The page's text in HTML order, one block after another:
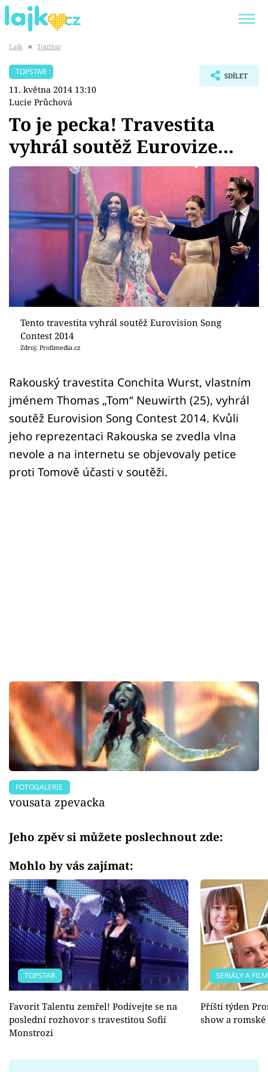
SHOPAHOLICADEL
Témata
Showbyznys
Youtubeři
Virály
Sex a vztahy
Videa
Sledujte prima+
Sledujte nás
Lajk ■ TopStar
TOPSTAR
11. května 2014 13:10
Lucie Průchová
SDÍLET
To je pecka! Travestita
vyhrál soutěž Eurovize...
Tento travestita vyhrál soutěž Eurovision Song
Contest 2014
Zdroj: Profimedia.cz
Rakouský travestita Conchita Wurst, vlastním
jménem Thomas „Tom“ Neuwirth (25), vyhrál
soutěž Eurovision Song Contest 2014. Kvůli
jeho reprezentaci Rakouska se zvedla vlna
nevole a na internetu se objevovaly petice
proti Tomově účasti v soutěži.
FOTOGALERIE
vousata zpevacka
Jeho zpěv si můžete poslechnout zde:
Mohlo by vás zajímat:
TOPSTAR
Favorit Talentu zemřel! Podívejte se na
poslední rozhovor s travestitou Sofií
Monstrozi
SERIÁLY A
Příští týden
show a